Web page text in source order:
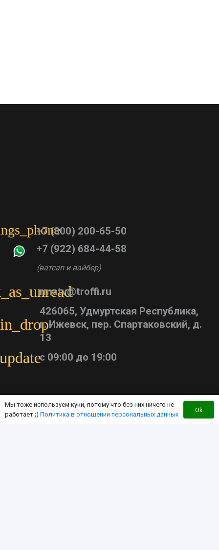
+7 (800) 200-65-50
+7 (922) 684-44-58
(ватсап и вайбер)
rmatv@troffi.ru
426065, Удмуртская Республика,
г. Ижевск, пер. Спартаковский, д.
13
updateс 09:00 до 19:00
Каталог тюнинга
Мы тоже используем куки, потому что без них ничего не
работает ;) Политика в отношении персональных данных
Ok